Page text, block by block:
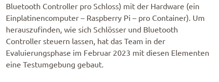
Bluetooth Controller pro Schloss) mit der Hardware (ein
Einplatinencomputer – Raspberry Pi – pro Container). Um
herauszufinden, wie sich Schlösser und Bluetooth
Controller steuern lassen, hat das Team in der
Evaluierungsphase im Februar 2023 mit diesen Elementen
eine Testumgebung gebaut.